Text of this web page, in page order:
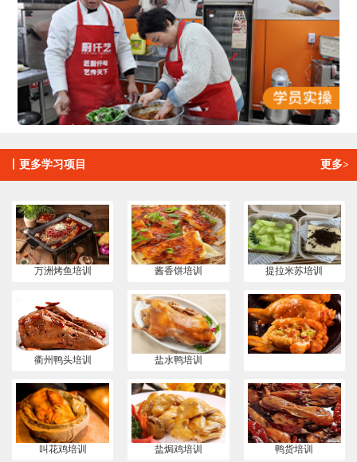
更多学习项目 更多>
万洲烤鱼培训 酱香饼培训 提拉米苏培训
衢州鸭头培训 盐水鸭培训
叫花鸡培训 盐焗鸡培训 鸭货培训